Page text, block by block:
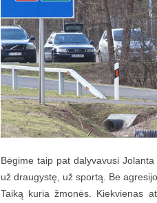
Bėgime taip pat dalyvavusi
už draugystę, už sportą. Be
Taiką kuria žmonės. Kiekvienas